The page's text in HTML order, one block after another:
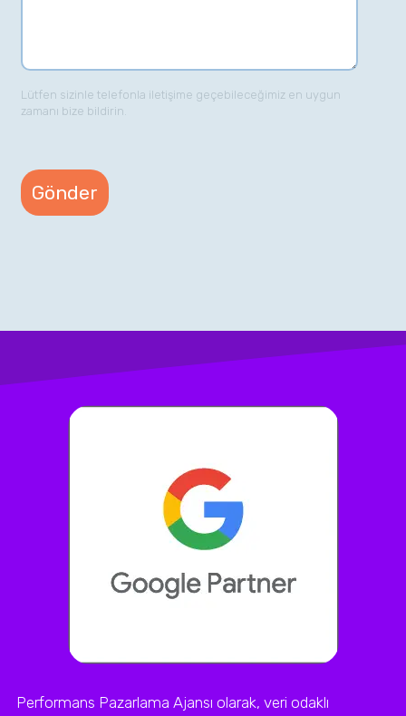
Lütfen sizinle telefonla iletişime geçebileceğimiz en uygun
zamanı bize bildirin.
Performans Pazarlama Ajansı olarak, veri odaklı